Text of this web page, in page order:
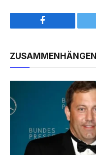
Facebook